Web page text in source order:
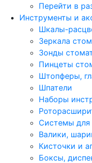
Перейти в
Инструменты и
Шкалы-
Зеркала
Зонды
Пинцеты
Штопферы,
Шпатели
Наборы
Системы для
Валики,
Кисточки и
Боксы,